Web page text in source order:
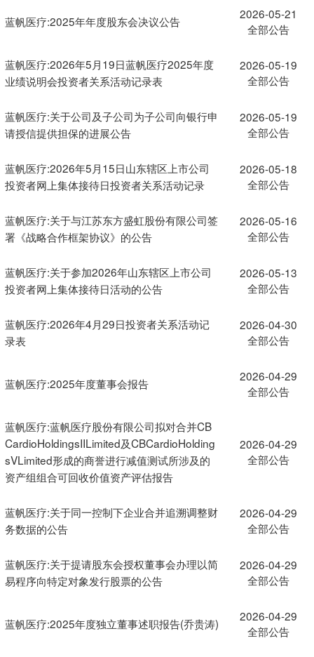
蓝帆医疗:2025年年度股东会决议公告
2026-05-21
全部公告
蓝帆医疗:2026年5月19日蓝帆医疗2025年度
业绩说明会投资者关系活动记录表
2026-05-19
全部公告
蓝帆医疗:关于公司及子公司为子公司向银行申
请授信提供担保的进展公告
2026-05-19
全部公告
蓝帆医疗:2026年5月15日山东辖区上市公司
投资者网上集体接待日投资者关系活动记录
2026-05-18
全部公告
蓝帆医疗:关于与江苏东方盛虹股份有限公司签
署《战略合作框架协议》的公告
2026-05-16
全部公告
蓝帆医疗:关于参加2026年山东辖区上市公司
投资者网上集体接待日活动的公告
2026-05-13
全部公告
蓝帆医疗:2026年4月29日投资者关系活动记
录表
2026-04-30
全部公告
蓝帆医疗:2025年度董事会报告
2026-04-29
全部公告
蓝帆医疗:蓝帆医疗股份有限公司拟对合并CB
CardioHoldingsIILimited及CBCardioHolding
sVLimited形成的商誉进行减值测试所涉及的
资产组组合可回收价值资产评估报告
2026-04-29
全部公告
蓝帆医疗:关于同一控制下企业合并追溯调整财
务数据的公告
2026-04-29
全部公告
蓝帆医疗:关于提请股东会授权董事会办理以简
易程序向特定对象发行股票的公告
2026-04-29
全部公告
蓝帆医疗:2025年度独立董事述职报告(乔贵涛)
2026-04-29
全部公告